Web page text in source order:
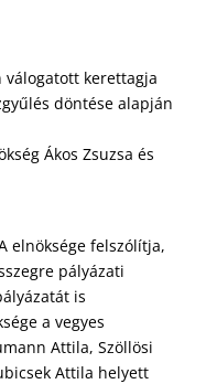
válogatott kerettagja
döntése alapján
Ákos Zsuzsa és
elnöksége felszólítja,
pályázati
is
a vegyes
Attila, Szöllösi
Attila helyett